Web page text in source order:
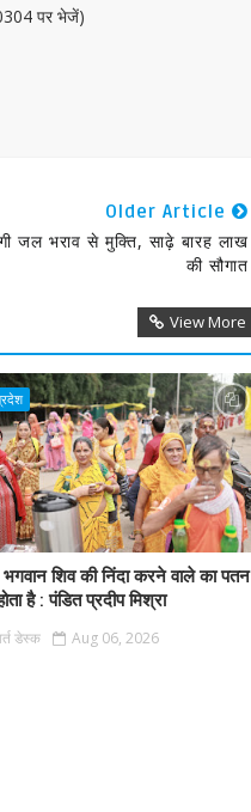
पर भेजें)
Older Article
जल भराव से मुक्ति, साढ़े बारह लाख
की सौगात
View More
भगवान शिव की निंदा करने वाले का पतन
है : पंडित प्रदीप मिश्रा
डेस्क Aug 06, 2026